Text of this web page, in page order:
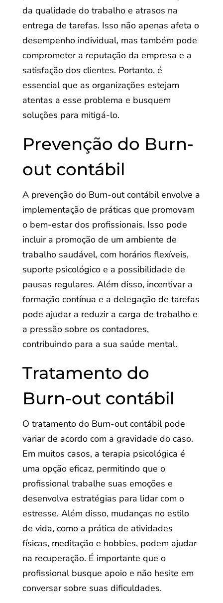
da qualidade do trabalho e atrasos na
entrega de tarefas. Isso não apenas afeta o
desempenho individual, mas também pode
comprometer a reputação da empresa e a
satisfação dos clientes. Portanto, é
essencial que as organizações estejam
atentas a esse problema e busquem
soluções para mitigá-lo.
Prevenção do Burn-
out contábil
A prevenção do Burn-out contábil envolve a
implementação de práticas que promovam
o bem-estar dos profissionais. Isso pode
incluir a promoção de um ambiente de
trabalho saudável, com horários flexíveis,
suporte psicológico e a possibilidade de
pausas regulares. Além disso, incentivar a
formação contínua e a delegação de tarefas
pode ajudar a reduzir a carga de trabalho e
a pressão sobre os contadores,
contribuindo para a sua saúde mental.
Tratamento do
Burn-out contábil
O tratamento do Burn-out contábil pode
variar de acordo com a gravidade do caso.
Em muitos casos, a terapia psicológica é
uma opção eficaz, permitindo que o
profissional trabalhe suas emoções e
desenvolva estratégias para lidar com o
estresse. Além disso, mudanças no estilo
de vida, como a prática de atividades
físicas, meditação e hobbies, podem ajudar
na recuperação. É importante que o
profissional busque apoio e não hesite em
conversar sobre suas dificuldades.